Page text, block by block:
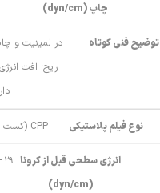
چاپ (dyn/cm)
توضیح فنی کوتاه
در لمینیت و
رایج؛ افت
نوع فیلم پلاستیکی CPP (کست پلی‌پروپیلن)
انرژی سطحی قبل از کرونا
(dyn/cm)
۲۹ ± ۲